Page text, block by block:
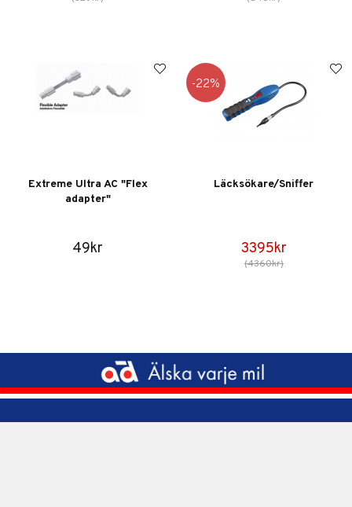
Extreme Ultra AC "Flex
adapter"
49kr
22
Läcksökare/Sniffer
3395kr
(4360kr)